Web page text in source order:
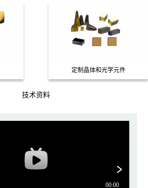
定制晶体和光学元件
技术资料